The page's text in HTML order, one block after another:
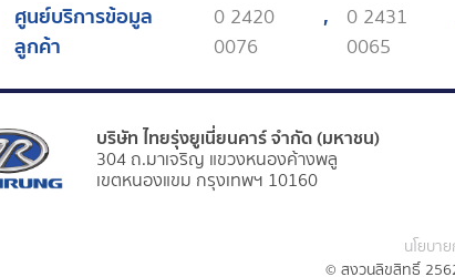
ศูนย์บริการข้อมูล
ลูกค้า
0 2420
0076
,
0 2431
0065
บริษัท ไทยรุ่งยูเนี่ยนคาร์ จำกัด (มหาชน)
304 ถ.มาเจริญ แขวงหนองค้างพลู
เขตหนองแขม กรุงเทพฯ 10160
นโยบา
© สงวนลิขสิทธิ์